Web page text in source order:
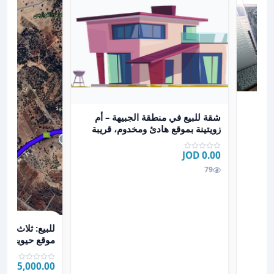
عرض تفاصيل شقة للبيع في منطقة الجبيهة – أم
شقة للبيع في منطقة الجبيهة – أم
زويتينة بموقع هادئ ومخدوم، قريبة
من جميع الخدمات
0.00 JOD
79
عرض تفاصيل
للبيع: ثلاث
بقوشان
15,000.00 JOD